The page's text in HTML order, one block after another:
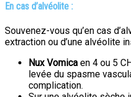
En cas d’alvéolite :
Souvenez-vous qu’en cas
extraction ou d’une alvéolite
Nux Vomica en 4 ou 5
levée du spasme
complication.